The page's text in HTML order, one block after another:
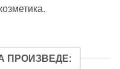
ПРОИЗВЕДЕ: